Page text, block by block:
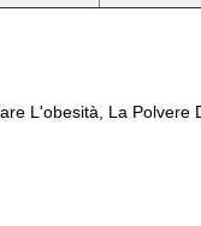
L'obesità, La